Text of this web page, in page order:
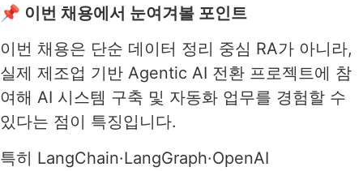
📌 이번 채용에서 눈여겨볼 포인트
이번 채용은 단순 데이터 정리 중심 RA가 아니라,
실제 제조업 기반 Agentic AI 전환 프로젝트에 참
여해 AI 시스템 구축 및 자동화 업무를 경험할 수
있다는 점이 특징입니다.
특히 LangChain·LangGraph·OpenAI